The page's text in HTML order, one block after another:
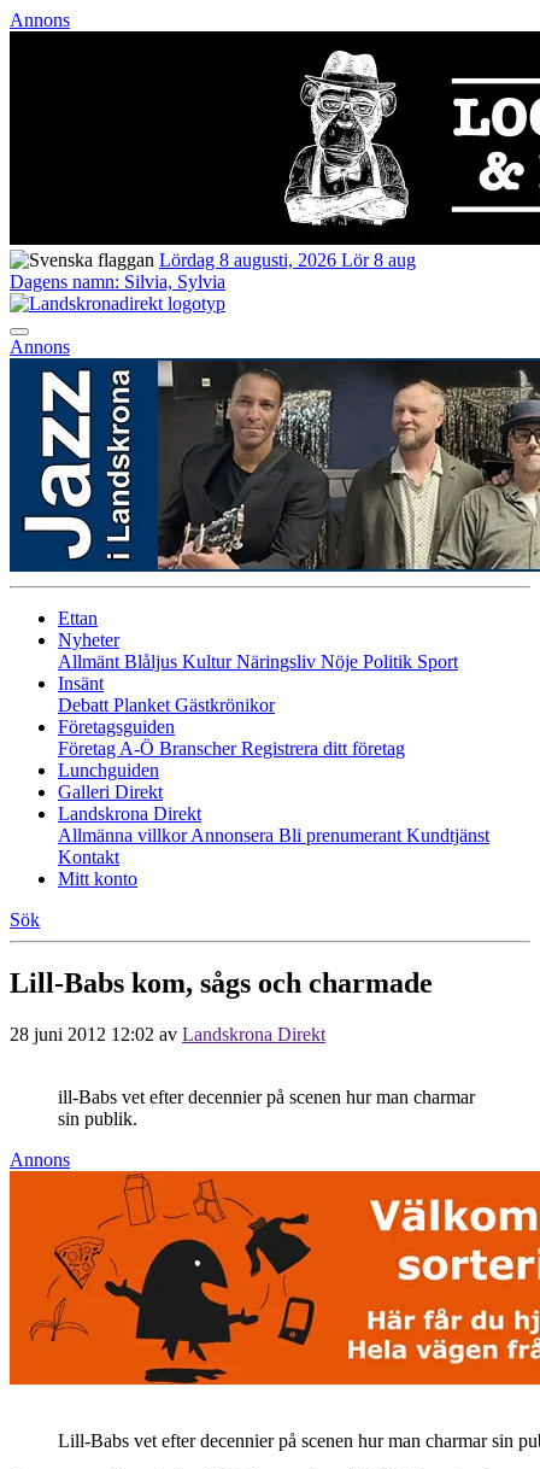
Annons
Lördag 8 augusti, 2026 Lör 8 aug
Dagens namn: Silvia, Sylvia
Annons
Ettan
Nyheter
Allmänt Blåljus KulturNäringsliv Nöje Politik Sport
Insänt
Debatt Planket Gästkrönikor
Företagsguiden
Företag A-Ö BranscherRegistrera ditt företag
Lunchguiden
Galleri Direkt
Landskrona Direkt
Allmänna villkorAnnonsera Bli prenumerant Kundtjänst
Kontakt
Mitt konto
Sök
Lill-Babs kom, sågs och charmade
28 juni 2012 12:02 av Landskrona Direkt
ill-Babs vet efter decennier på scenen hur man charmar
sin publik.
Annons
Lill-Babs vet efter decennier på scenen hur man charmar sin